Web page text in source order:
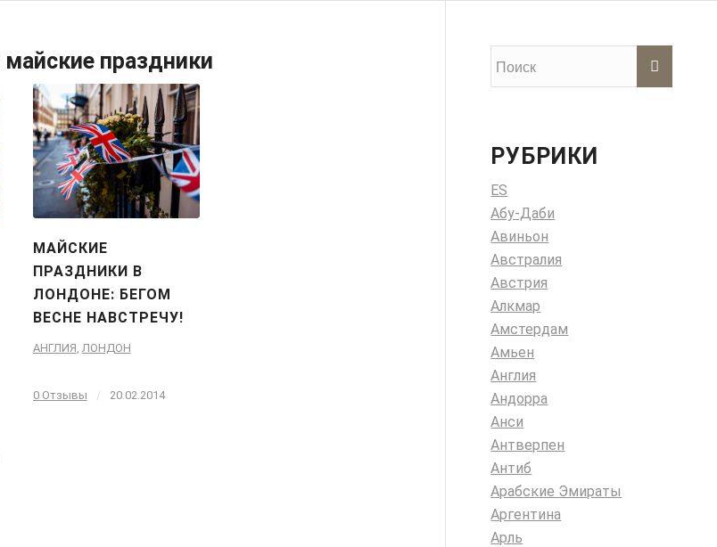
майские праздники
МАЙСКИЕ
ПРАЗДНИКИ В
ЛОНДОНЕ: БЕГОМ
ВЕСНЕ НАВСТРЕЧУ!
АНГЛИЯ, ЛОНДОН
0 Отзывы / 20.02.2014
РУБРИКИ
ES
Абу-Даби
Авиньон
Австралия
Австрия
Алкмар
Амстердам
Амьен
Англия
Андорра
Анси
Антверпен
Антиб
Арабские Эмираты
Аргентина
Арль